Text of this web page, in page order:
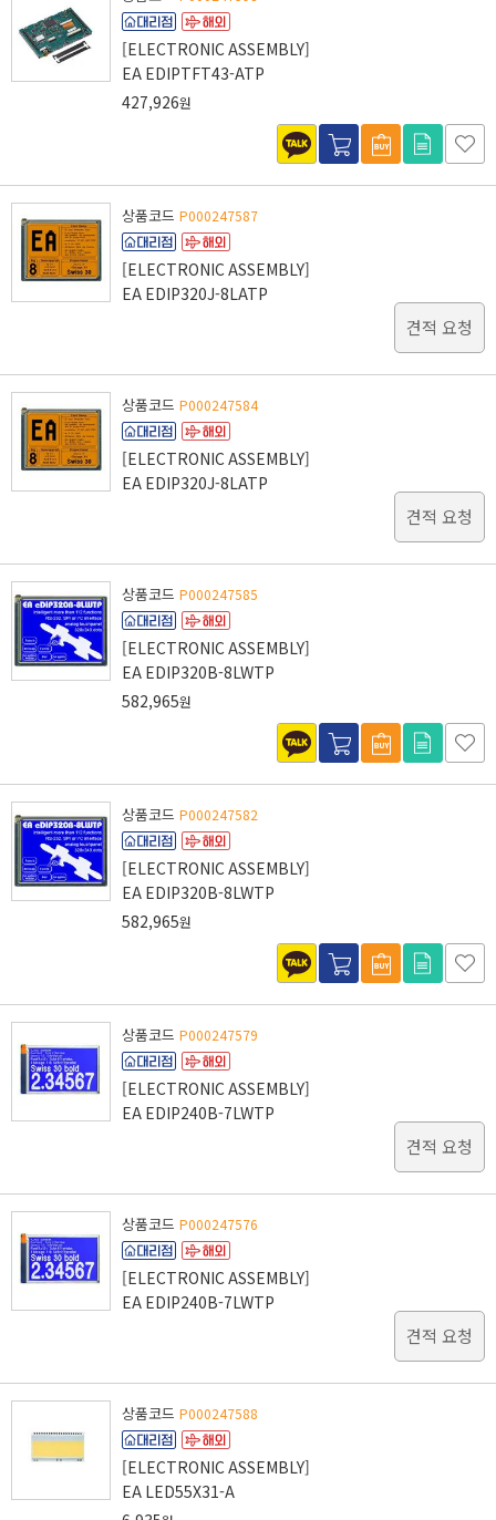
[ELECTRONIC ASSEMBLY]
EA EDIPTFT43-ATP
427,926원
상품코드 P000247587
[ELECTRONIC ASSEMBLY]
EA EDIP320J-8LATP
견적 요청
상품코드 P000247584
[ELECTRONIC ASSEMBLY]
EA EDIP320J-8LATP
견적 요청
상품코드 P000247585
[ELECTRONIC ASSEMBLY]
EA EDIP320B-8LWTP
582,965원
상품코드 P000247582
[ELECTRONIC ASSEMBLY]
EA EDIP320B-8LWTP
582,965원
상품코드 P000247579
[ELECTRONIC ASSEMBLY]
EA EDIP240B-7LWTP
견적 요청
상품코드 P000247576
[ELECTRONIC ASSEMBLY]
EA EDIP240B-7LWTP
견적 요청
상품코드 P000247588
[ELECTRONIC ASSEMBLY]
EA LED55X31-A